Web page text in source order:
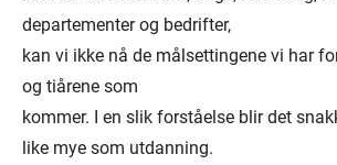
departementer og bedrifter,
kan vi ikke nå de målsettingene vi har
og tiårene som
kommer. I en slik forståelse blir det
like mye som utdanning.